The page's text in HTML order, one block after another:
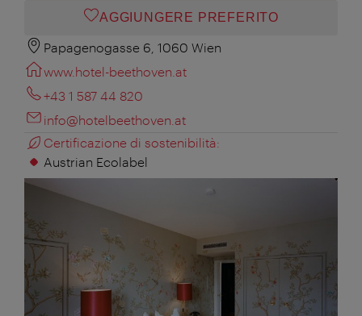
AGGIUNGERE PREFERITO
Papagenogasse 6, 1060 Wien
www.hotel-beethoven.at
+43 1 587 44 820
info@hotelbeethoven.at
Certificazione di sostenibilità:
Austrian Ecolabel